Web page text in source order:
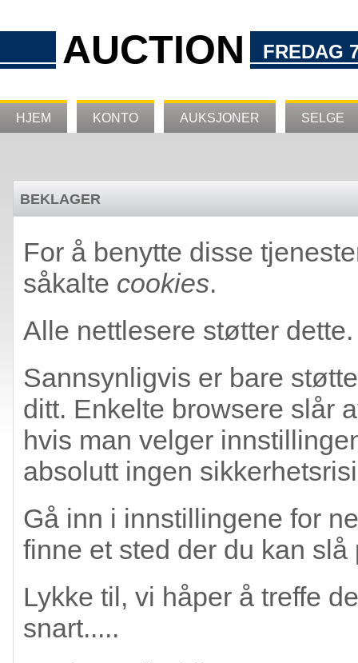
AUCTION FREDAG
HJEM KONTO AUKSJONER SELGE
BEKLAGER
For å benytte disse
såkalte cookies.
Alle nettlesere støtter dette.
Sannsynligvis er bare
ditt. Enkelte browsere slår
hvis man velger
absolutt ingen
Gå inn i innstillingene for
finne et sted der du kan
Lykke til, vi håper å treffe
snart.....